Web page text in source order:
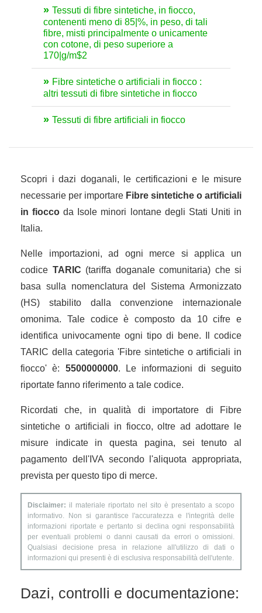
Tessuti di fibre sintetiche, in fiocco,
contenenti meno di 85|%, in peso, di tali
fibre, misti principalmente o unicamente
con cotone, di peso superiore a
170|g/m$2
Fibre sintetiche o artificiali in fiocco :
altri tessuti di fibre sintetiche in fiocco
Tessuti di fibre artificiali in fiocco
Scopri i dazi doganali, le certificazioni e le misure
necessarie per importare Fibre sintetiche o artificiali
in fiocco da Isole minori lontane degli Stati Uniti in
Italia.
Nelle importazioni, ad ogni merce si applica un
codice TARIC (tariffa doganale comunitaria) che si
basa sulla nomenclatura del Sistema Armonizzato
(HS) stabilito dalla convenzione internazionale
omonima. Tale codice è composto da 10 cifre e
identifica univocamente ogni tipo di bene. Il codice
TARIC della categoria 'Fibre sintetiche o artificiali in
fiocco' è: 5500000000. Le informazioni di seguito
riportate fanno riferimento a tale codice.
Ricordati che, in qualità di importatore di Fibre
sintetiche o artificiali in fiocco, oltre ad adottare le
misure indicate in questa pagina, sei tenuto al
pagamento dell'IVA secondo l'aliquota appropriata,
prevista per questo tipo di merce.
Disclaimer: il materiale riportato nel sito è presentato a scopo
informativo. Non si garantisce l'accuratezza e l'integrità delle
informazioni riportate e pertanto si declina ogni responsabilità
per eventuali problemi o danni causati da errori o omissioni.
Qualsiasi decisione presa in relazione all'utilizzo di dati o
informazioni qui presenti è di esclusiva responsabilità dell'utente.
Dazi, controlli e documentazione: